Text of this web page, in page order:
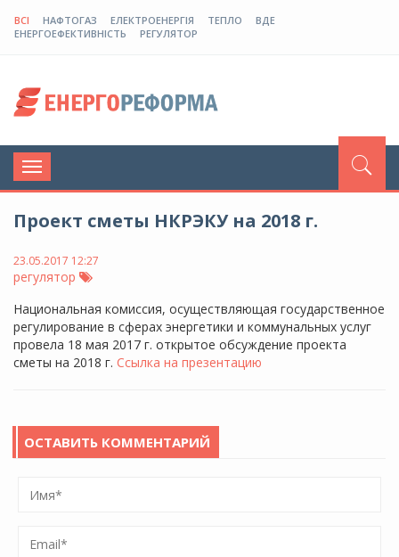
ВСІ НАФТОГАЗ ЕЛЕКТРОЕНЕРГІЯ ТЕПЛО
ВДЕ
ЕНЕРГОЕФЕКТИВНІСТЬ
РЕГУЛЯТОР
Toggle
navigation
Проект сметы НКРЭКУ на 2018 г.
23.05.2017 12:27
регулятор
Национальная комиссия, осуществляющая государственное
регулирование в сферах энергетики и коммунальных услуг
провела 18 мая 2017 г. открытое обсуждение проекта
сметы на 2018 г. Ссылка на презентацию
ОСТАВИТЬ КОММЕНТАРИЙ